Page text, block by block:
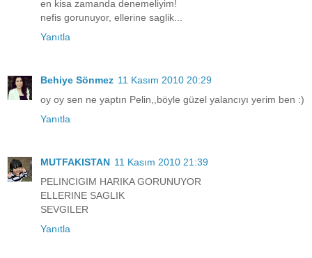
en kisa zamanda denemeliyim!
nefis gorunuyor, ellerine saglik...
Yanıtla
Behiye Sönmez 11 Kasım 2010 20:29
oy oy sen ne yaptın Pelin,,böyle güzel yalancıyı yerim ben :)
Yanıtla
MUTFAKISTAN 11 Kasım 2010 21:39
PELINCIGIM HARIKA GORUNUYOR
ELLERINE SAGLIK
SEVGILER
Yanıtla